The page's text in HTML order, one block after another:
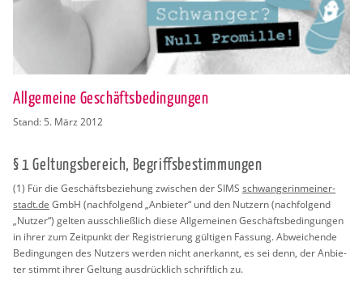
Allgemeine Geschäftsbedingungen
Stand: 5. März 2012
§ 1 Gel­tungs­be­reich, Be­griffs­be­stim­mun­gen
(1) Für die Ge­schäfts­be­zie­hung zwi­schen der SIMS schwan­ge­rin­mei­ner­
stadt.de GmbH (nach­fol­gend „An­bie­ter“ und den Nut­zern (nach­fol­gend
„Nut­zer“) gel­ten aus­schlie­ß­lich diese All­ge­mei­nen Ge­schäfts­be­din­gun­gen
in ihrer zum Zeit­punkt der Re­gis­trie­rung gül­ti­gen Fas­sung. Ab­wei­chen­de
Be­din­gun­gen des Nut­zers wer­den nicht an­er­kannt, es sei denn, der An­bie­
ter stimmt ihrer Gel­tung aus­drück­lich schrift­lich zu.